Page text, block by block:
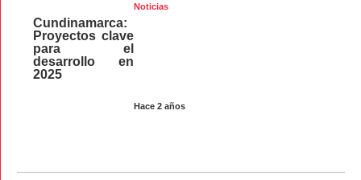
Noticias
Hace 2 años
Cundinamarca:
Proyectos clave
para el
desarrollo en
2025